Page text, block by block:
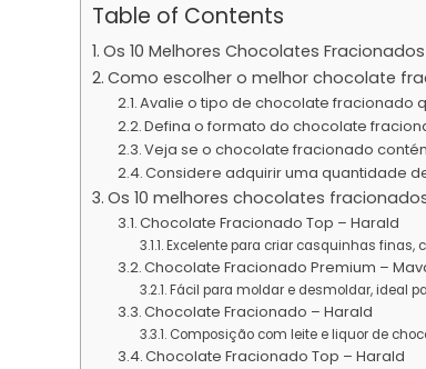
Table of Contents
Os 10 Melhores Chocolates
Como escolher o melhor chocolate
Avalie o tipo de chocolate fracionado
Defina o formato do chocolate
Veja se o chocolate fracionado
Considere adquirir uma quantidade
Os 10 melhores chocolates
Chocolate Fracionado Top – Harald
Excelente para criar casquinhas
Chocolate Fracionado Premium –
Fácil para moldar e desmoldar, ideal
Chocolate Fracionado – Harald
Composição com leite e liquor de
Chocolate Fracionado Top – Harald